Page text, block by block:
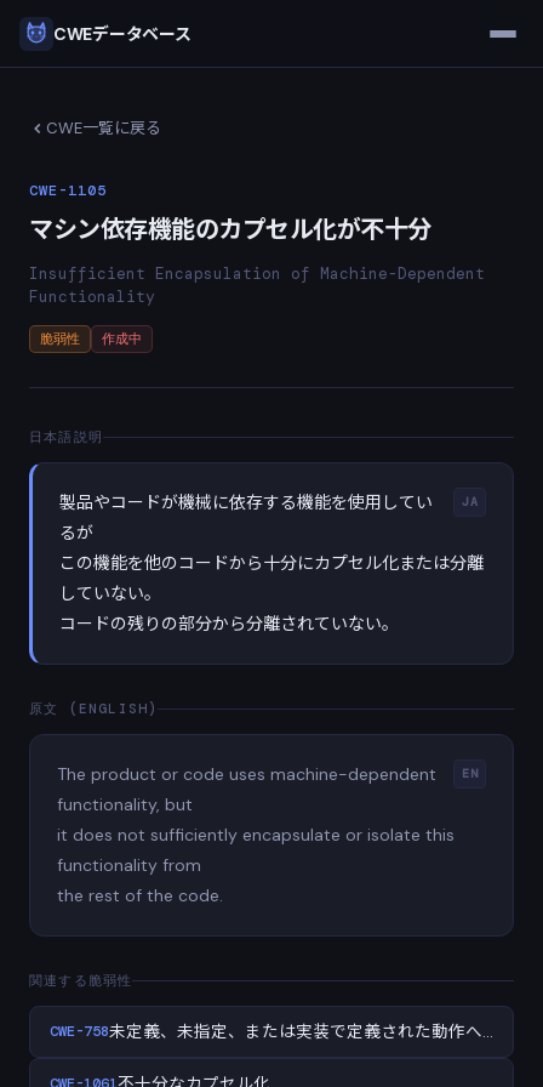
CWEデータベース
CWE一覧に戻る
CWE-1105
マシン依存機能のカプセル化が不十分
Insufficient Encapsulation of Machine-Dependent
Functionality
脆弱性 作成中
日本語説明
JA
製品やコードが機械に依存する機能を使用してい
るが
この機能を他のコードから十分にカプセル化または分離
していない。
コードの残りの部分から分離されていない。
原文 (ENGLISH)
EN
The product or code uses machine-dependent
functionality, but
it does not sufficiently encapsulate or isolate this
functionality from
the rest of the code.
関連する脆弱性
CWE-758 未定義、未指定、または実装で定義された動作への依存